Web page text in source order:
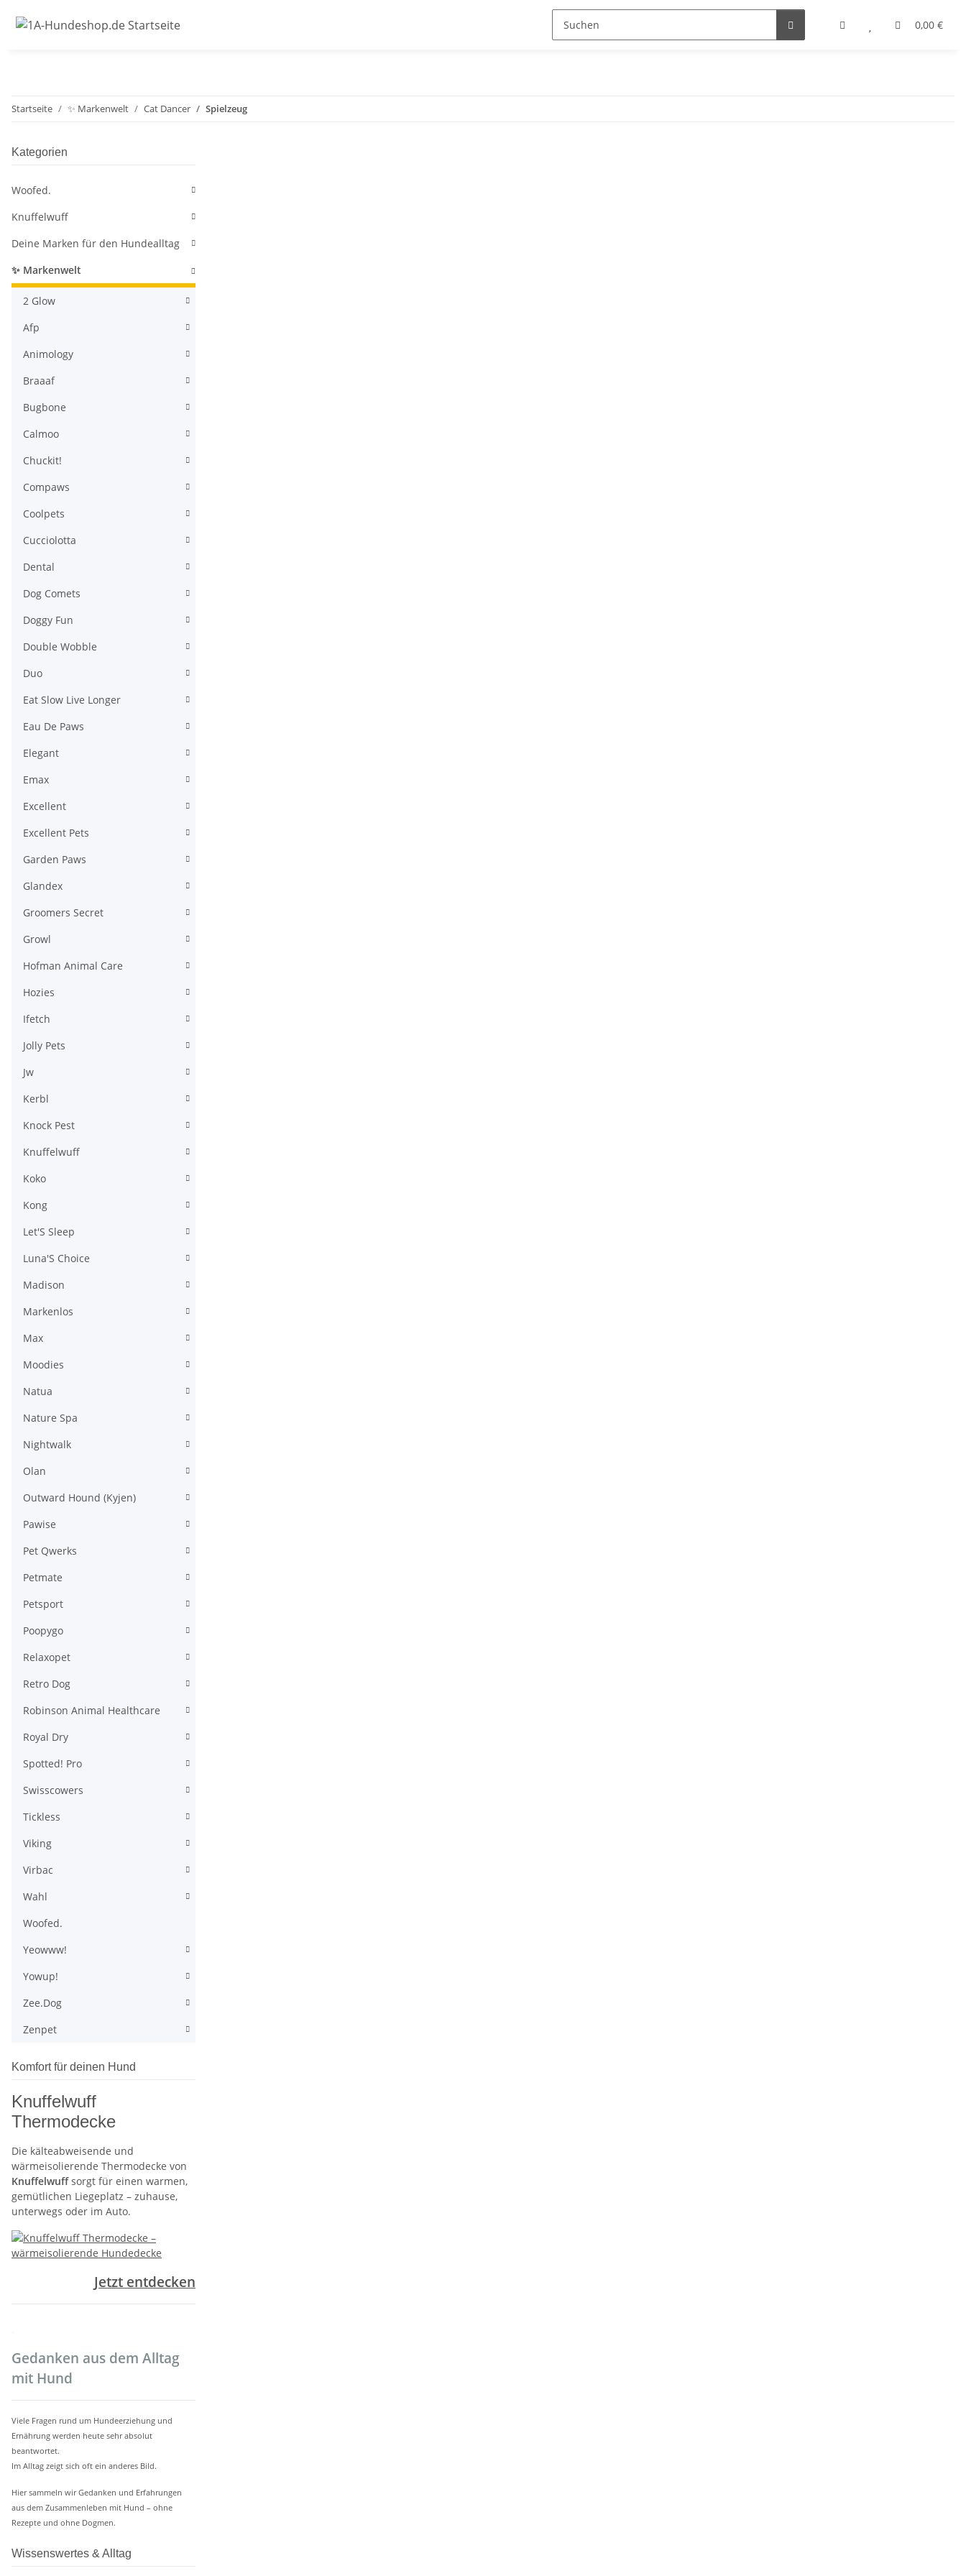
0,00 €
Startseite ✨ Markenwelt Cat Dancer Spielzeug
Kategorien
Woofed.
Knuffelwuff
Deine Marken für den Hundealltag
✨ Markenwelt
2 Glow
Afp
Animology
Braaaf
Bugbone
Calmoo
Chuckit!
Compaws
Coolpets
Cucciolotta
Dental
Dog Comets
Doggy Fun
Double Wobble
Duo
Eat Slow Live Longer
Eau De Paws
Elegant
Emax
Excellent
Excellent Pets
Garden Paws
Glandex
Groomers Secret
Growl
Hofman Animal Care
Hozies
Ifetch
Jolly Pets
Jw
Kerbl
Knock Pest
Knuffelwuff
Koko
Kong
Let'S Sleep
Luna'S Choice
Madison
Markenlos
Max
Moodies
Natua
Nature Spa
Nightwalk
Olan
Outward Hound (Kyjen)
Pawise
Pet Qwerks
Petmate
Petsport
Poopygo
Relaxopet
Retro Dog
Robinson Animal Healthcare
Royal Dry
Spotted! Pro
Swisscowers
Tickless
Viking
Virbac
Wahl
Woofed.
Yeowww!
Yowup!
Zee.Dog
Zenpet
Komfort für deinen Hund
Knuffelwuff
Thermodecke
Die kälteabweisende und
wärmeisolierende Thermodecke von
Knuffelwuffsorgt für einen warmen,
gemütlichen Liegeplatz – zuhause,
unterwegs oder im Auto.
Jetzt entdecken
Gedanken aus dem Alltag
mit Hund
Viele Fragen rund um Hundeerziehung und
Ernährung werden heute sehr absolut
beantwortet.
Im Alltag zeigt sich oft ein anderes Bild.
Hier sammeln wir Gedanken und Erfahrungen
aus dem Zusammenleben mit Hund – ohne
Rezepte und ohne Dogmen.
Wissenswertes & Alltag